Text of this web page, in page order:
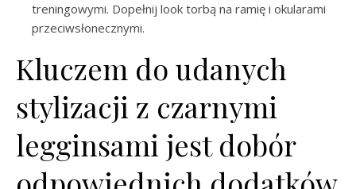
treningowymi. Dopełnij look torbą na ramię i okularami
przeciwsłonecznymi.
Kluczem do udanych
stylizacji z czarnymi
legginsami jest dobór